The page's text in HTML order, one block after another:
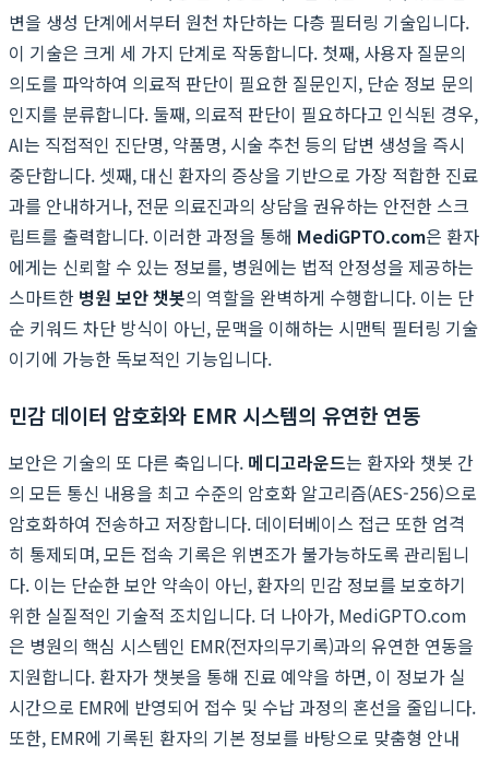
변을 생성 단계에서부터 원천 차단하는 다층 필터링 기술입니다.
이 기술은 크게 세 가지 단계로 작동합니다. 첫째, 사용자 질문의
의도를 파악하여 의료적 판단이 필요한 질문인지, 단순 정보 문의
인지를 분류합니다. 둘째, 의료적 판단이 필요하다고 인식된 경우,
AI는 직접적인 진단명, 약품명, 시술 추천 등의 답변 생성을 즉시
중단합니다. 셋째, 대신 환자의 증상을 기반으로 가장 적합한 진료
과를 안내하거나, 전문 의료진과의 상담을 권유하는 안전한 스크
립트를 출력합니다. 이러한 과정을 통해 MediGPTO.com은 환자
에게는 신뢰할 수 있는 정보를, 병원에는 법적 안정성을 제공하는
스마트한 병원 보안 챗봇의 역할을 완벽하게 수행합니다. 이는 단
순 키워드 차단 방식이 아닌, 문맥을 이해하는 시맨틱 필터링 기술
이기에 가능한 독보적인 기능입니다.
민감 데이터 암호화와 EMR 시스템의 유연한 연동
보안은 기술의 또 다른 축입니다. 메디고라운드는 환자와 챗봇 간
의 모든 통신 내용을 최고 수준의 암호화 알고리즘(AES-256)으로
암호화하여 전송하고 저장합니다. 데이터베이스 접근 또한 엄격
히 통제되며, 모든 접속 기록은 위변조가 불가능하도록 관리됩니
다. 이는 단순한 보안 약속이 아닌, 환자의 민감 정보를 보호하기
위한 실질적인 기술적 조치입니다. 더 나아가, MediGPTO.com
은 병원의 핵심 시스템인 EMR(전자의무기록)과의 유연한 연동을
지원합니다. 환자가 챗봇을 통해 진료 예약을 하면, 이 정보가 실
시간으로 EMR에 반영되어 접수 및 수납 과정의 혼선을 줄입니다.
또한, EMR에 기록된 환자의 기본 정보를 바탕으로 맞춤형 안내